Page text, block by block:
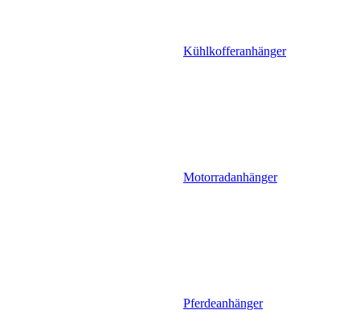
Kühlkofferanhänger
Motorradanhänger
Pferdeanhänger